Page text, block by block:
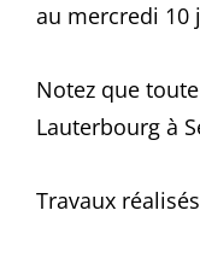
au mercredi 10
Notez que
Lauterbourg à
Travaux